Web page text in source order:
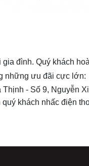
đình. Quý khách
những ưu đãi cực lớn:
- Số 9, Nguyễn
khách nhấc điện